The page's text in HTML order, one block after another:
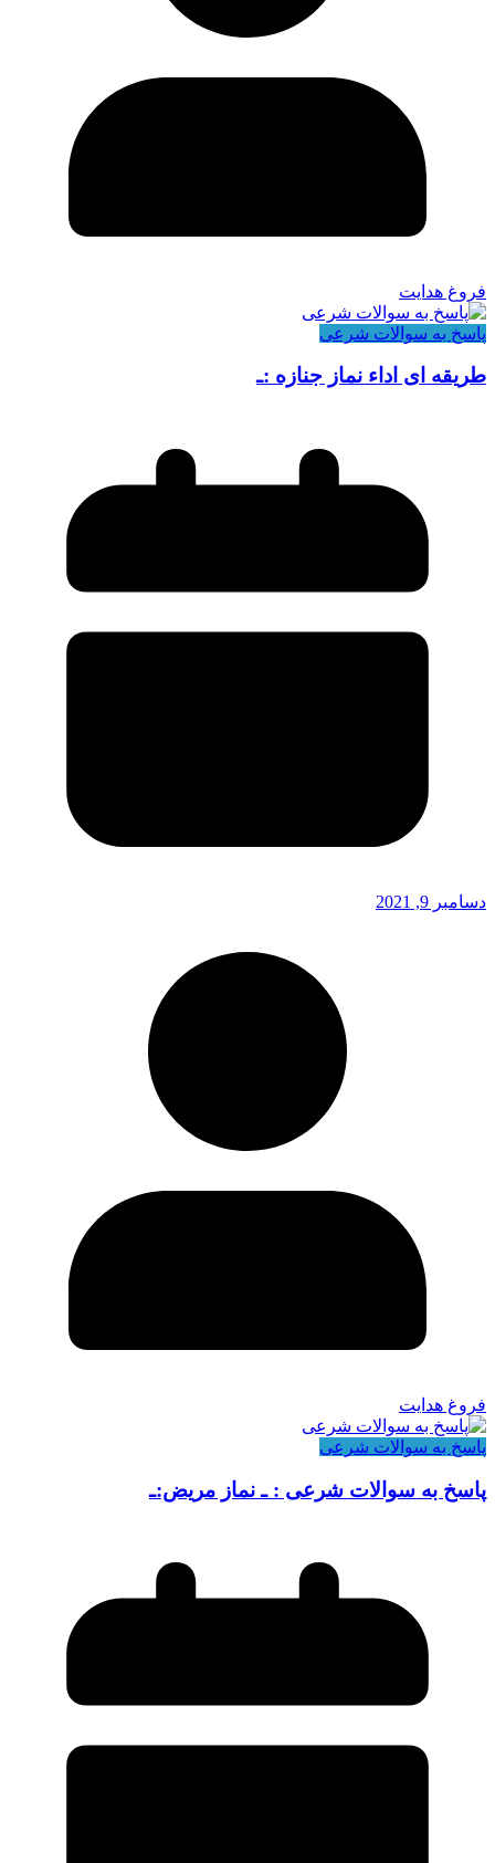
فروغ هدایت
پاسخ به سوالات شرعی
طریقه ای اداء نماز جنازه :ـ
دسامبر 9, 2021
فروغ هدایت
پاسخ به سوالات شرعی
پاسخ به سوالات شرعی : ـ نماز مریض:ـ